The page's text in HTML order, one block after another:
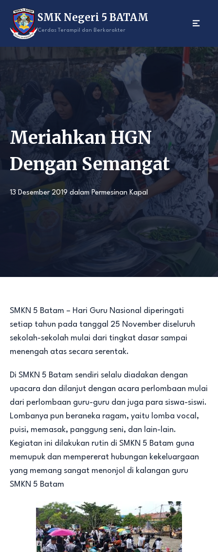
content
SMK Negeri 5 BATAM
Cerdas Terampil dan Berkarakter
Meriahkan HGN
Dengan Semangat
13 Desember 2019 dalamPermesinan Kapal
SMKN 5 Batam – Hari Guru Nasional diperingati
setiap tahun pada tanggal 25 November diseluruh
sekolah-sekolah mulai dari tingkat dasar sampai
menengah atas secara serentak.
Di SMKN 5 Batam sendiri selalu diadakan dengan
upacara dan dilanjut dengan acara perlombaan mulai
dari perlombaan guru-guru dan juga para siswa-siswi.
Lombanya pun beraneka ragam, yaitu lomba vocal,
puisi, memasak, panggung seni, dan lain-lain.
Kegiatan ini dilakukan rutin di SMKN 5 Batam guna
memupuk dan mempererat hubungan kekeluargaan
yang memang sangat menonjol di kalangan guru
SMKN 5 Batam